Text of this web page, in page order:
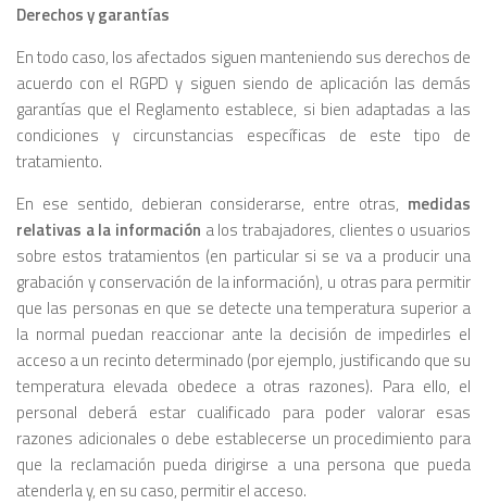
Derechos y garantías
En todo caso, los afectados siguen manteniendo sus derechos de
acuerdo con el RGPD y siguen siendo de aplicación las demás
garantías que el Reglamento establece, si bien adaptadas a las
condiciones y circunstancias específicas de este tipo de
tratamiento.
En ese sentido, debieran considerarse, entre otras, medidas
relativas a la información a los trabajadores, clientes o usuarios
sobre estos tratamientos (en particular si se va a producir una
grabación y conservación de la información), u otras para permitir
que las personas en que se detecte una temperatura superior a
la normal puedan reaccionar ante la decisión de impedirles el
acceso a un recinto determinado (por ejemplo, justificando que su
temperatura elevada obedece a otras razones). Para ello, el
personal deberá estar cualificado para poder valorar esas
razones adicionales o debe establecerse un procedimiento para
que la reclamación pueda dirigirse a una persona que pueda
atenderla y, en su caso, permitir el acceso.